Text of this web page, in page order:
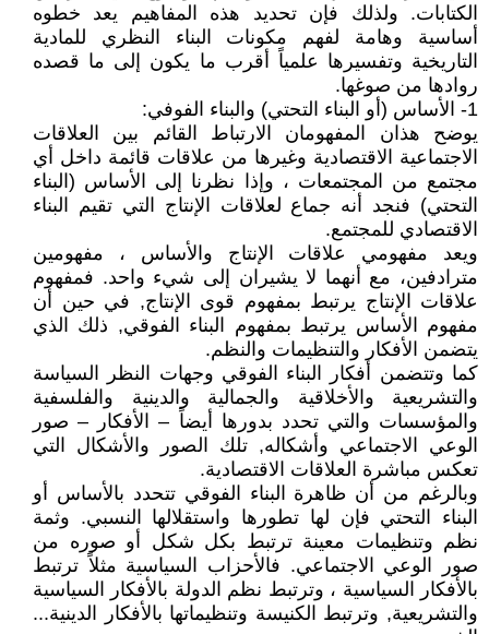
الكتابات. ولذلك فإن تحديد هذه المفاهيم يعد خطوه
أساسية وهامة لفهم مكونات البناء النظري للمادية
التاريخية وتفسيرها علمياً أقرب ما يكون إلى ما قصده
روادها من صوغها.
1- الأساس (أو البناء التحتي) والبناء الفوفي:
يوضح هذان المفهومان الارتباط القائم بين العلاقات
الاجتماعية الاقتصادية وغيرها من علاقات قائمة داخل أي
مجتمع من المجتمعات ، وإذا نظرنا إلى الأساس (البناء
التحتي) فنجد أنه جماع لعلاقات الإنتاج التي تقيم البناء
الاقتصادي للمجتمع.
ويعد مفهومي علاقات الإنتاج والأساس ، مفهومين
مترادفين، مع أنهما لا يشيران إلى شيء واحد. فمفهوم
علاقات الإنتاج يرتبط بمفهوم قوى الإنتاج, في حين أن
مفهوم الأساس يرتبط بمفهوم البناء الفوقي, ذلك الذي
يتضمن الأفكار والتنظيمات والنظم.
كما وتتضمن أفكار البناء الفوقي وجهات النظر السياسة
والتشريعية والأخلاقية والجمالية والدينية والفلسفية
والمؤسسات والتي تحدد بدورها أيضاً – الأفكار – صور
الوعي الاجتماعي وأشكاله, تلك الصور والأشكال التي
تعكس مباشرة العلاقات الاقتصادية.
وبالرغم من أن ظاهرة البناء الفوقي تتحدد بالأساس أو
البناء التحتي فإن لها تطورها واستقلالها النسبي. وثمة
نظم وتنظيمات معينة ترتبط بكل شكل أو صوره من
صور الوعي الاجتماعي. فالأحزاب السياسية مثلاً ترتبط
بالأفكار السياسية ، وترتبط نظم الدولة بالأفكار السياسية
والتشريعية, وترتبط الكنيسة وتنظيماتها بالأفكار الدينية...